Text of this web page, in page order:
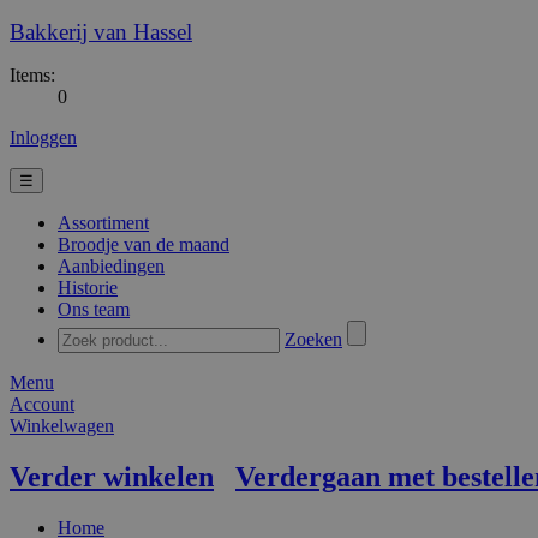
Bakkerij van Hassel
Items:
0
Inloggen
☰
Assortiment
Broodje van de maand
Aanbiedingen
Historie
Ons team
Zoeken
Menu
Account
Winkelwagen
Verder winkelen Verdergaan met
Home